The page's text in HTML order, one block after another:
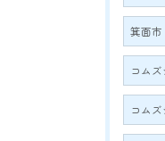
箕面
コム
コム